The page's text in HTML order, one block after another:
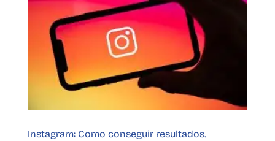
Instagram: Como conseguir resultados.